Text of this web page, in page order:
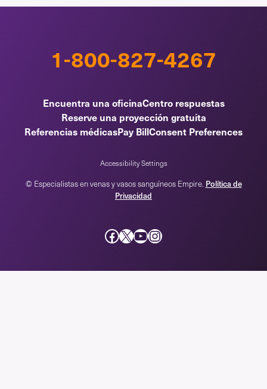
1-800-827-4267
Encuentra una oficinaCentro respuestas
Reserve una proyección gratuita
Referencias médicasPay BillConsent Preferences
Accessibility Settings
© Especialistas en venas y vasos sanguíneos Empire. Política de
Privacidad
Facebook incógnita YouTube Instagram